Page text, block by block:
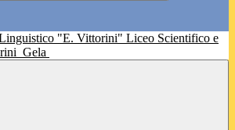
Liceo Scientifico e
Gela